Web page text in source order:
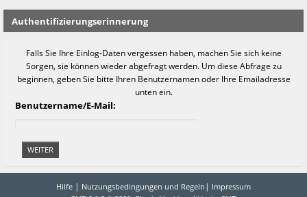
Authentifizierungserinnerung
Falls Sie Ihre Einlog-Daten vergessen haben, machen Sie sich keine
Sorgen, sie können wieder abgefragt werden. Um diese Abfrage zu
beginnen, geben Sie bitte Ihren Benutzernamen oder Ihre Emailadresse
unten ein.
Benutzername/E-Mail:
Hilfe | Nutzungsbedingungen und Regeln | Impressum